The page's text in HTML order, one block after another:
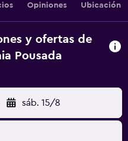
Opiniones Ubicación
y ofertas de
Pousada
sáb. 15/8